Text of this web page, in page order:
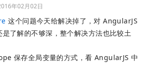
年02月02日
这个问题今天给解决掉了，对 AngularJS
了解的不够深，整个解决方法也比较土
保存全局变量的方式，看 AngularJS 中